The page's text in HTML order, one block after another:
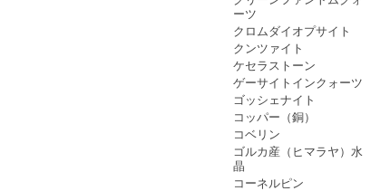
ーツ
クロムダイオプサイト
クンツァイト
ケセラストーン
ゲーサイトインクォーツ
ゴッシェナイト
コッパー（銅）
コベリン
ゴルカ産（ヒマラヤ）水
晶
コーネルピン